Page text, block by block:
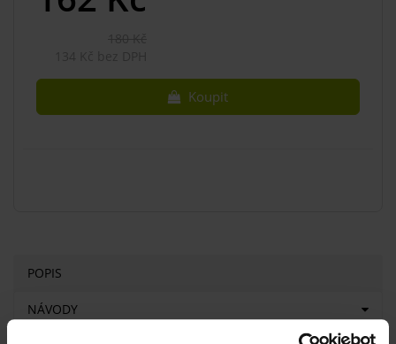
Koupit
POPIS
NÁVODY